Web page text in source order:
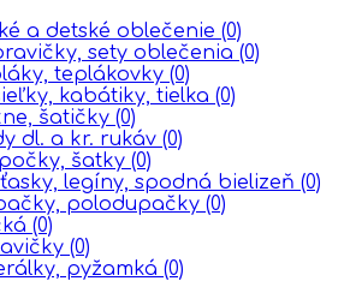
a detské oblečenie (0)
sety oblečenia (0)
teplákovky (0)
kabátiky, tielka (0)
šatičky (0)
dl. a kr. rukáv (0)
šatky (0)
legíny, spodná bielizeň (0)
polodupačky (0)
(0)
(0)
pyžamká (0)